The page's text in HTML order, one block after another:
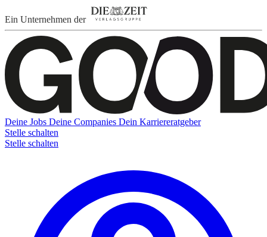
Ein Unternehmen der
Deine Jobs Deine Companies Dein Karriereratgeber
Stelle schalten
Stelle schalten